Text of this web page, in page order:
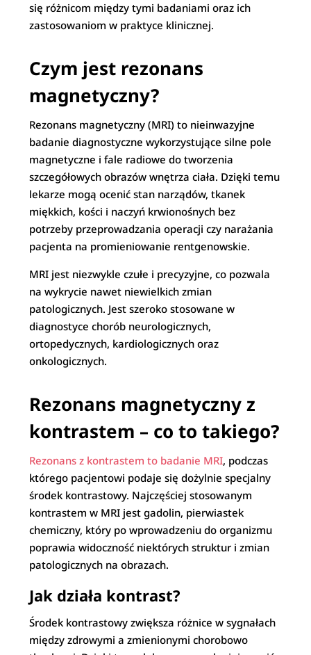
się różnicom między tymi badaniami oraz ich
zastosowaniom w praktyce klinicznej.
Czym jest rezonans
magnetyczny?
Rezonans magnetyczny (MRI) to nieinwazyjne
badanie diagnostyczne wykorzystujące silne pole
magnetyczne i fale radiowe do tworzenia
szczegółowych obrazów wnętrza ciała. Dzięki temu
lekarze mogą ocenić stan narządów, tkanek
miękkich, kości i naczyń krwionośnych bez
potrzeby przeprowadzania operacji czy narażania
pacjenta na promieniowanie rentgenowskie.
MRI jest niezwykle czułe i precyzyjne, co pozwala
na wykrycie nawet niewielkich zmian
patologicznych. Jest szeroko stosowane w
diagnostyce chorób neurologicznych,
ortopedycznych, kardiologicznych oraz
onkologicznych.
Rezonans magnetyczny z
kontrastem – co to takiego?
Rezonans z kontrastem to badanie MRI, podczas
którego pacjentowi podaje się dożylnie specjalny
środek kontrastowy. Najczęściej stosowanym
kontrastem w MRI jest gadolin, pierwiastek
chemiczny, który po wprowadzeniu do organizmu
poprawia widoczność niektórych struktur i zmian
patologicznych na obrazach.
Jak działa kontrast?
Środek kontrastowy zwiększa różnice w sygnałach
między zdrowymi a zmienionymi chorobowo